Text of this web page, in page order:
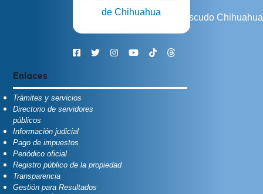
Enlaces
Trámites y servicios
Directorio de servidores
públicos
Información judicial
Pago de impuestos
Periódico oficial
Registro público de la propiedad
Transparencia
Gestión para Resultados